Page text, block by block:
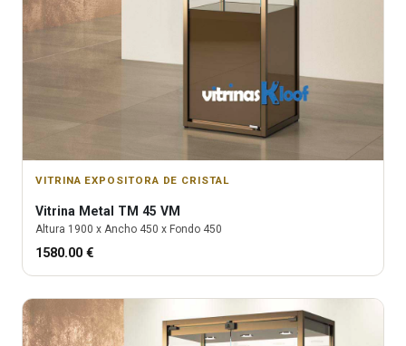
VITRINA EXPOSITORA DE CRISTAL
Vitrina Metal TM 45 VM
Altura 1900 x Ancho 450 x Fondo 450
1580.00 €